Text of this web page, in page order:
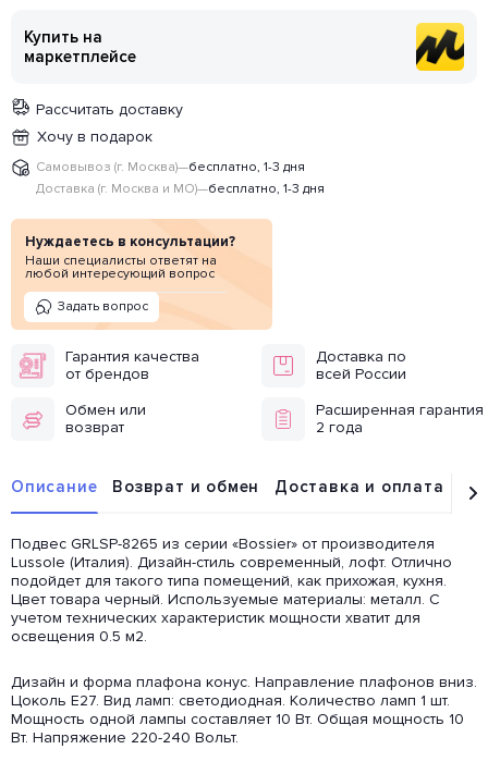
Купить на
маркетплейсе
Рассчитать доставку
Хочу в подарок
Самовывоз (г. Москва)—бесплатно, 1-3 дня
Доставка (г. Москва и МО)—бесплатно, 1-3 дня
Нуждаетесь в консультации?
Наши специалисты ответят на
любой интересующий вопрос
Задать вопрос
Гарантия качества
от брендов
Доставка по
всей России
Обмен или
возврат
Расширенная гарантия
2 года
Описание Возврат и обмен Доставка и оплата
Подвес GRLSP-8265 из серии «Bossier» от производителя
Lussole (Италия). Дизайн-стиль современный, лофт. Отлично
подойдет для такого типа помещений, как прихожая, кухня.
Цвет товара черный. Используемые материалы: металл. С
учетом технических характеристик мощности хватит для
освещения 0.5 м2.
Дизайн и форма плафона конус. Направление плафонов вниз.
Цоколь E27. Вид ламп: светодиодная. Количество ламп 1 шт.
Мощность одной лампы составляет 10 Вт. Общая мощность 10
Вт. Напряжение 220-240 Вольт.